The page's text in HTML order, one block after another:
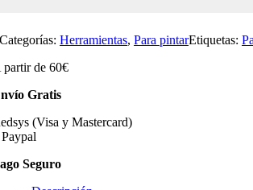
Categorías:Herramientas,Para pintarEtiquetas:
partir de 60€
Gratis
(Visa y Mastercard)
Seguro